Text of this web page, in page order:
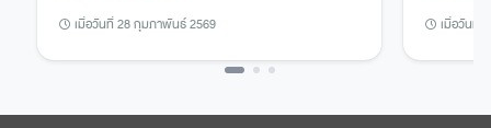
เมื่อวันที่ 28 กุมภาพันธ์ 2569 เมื่อวันที่